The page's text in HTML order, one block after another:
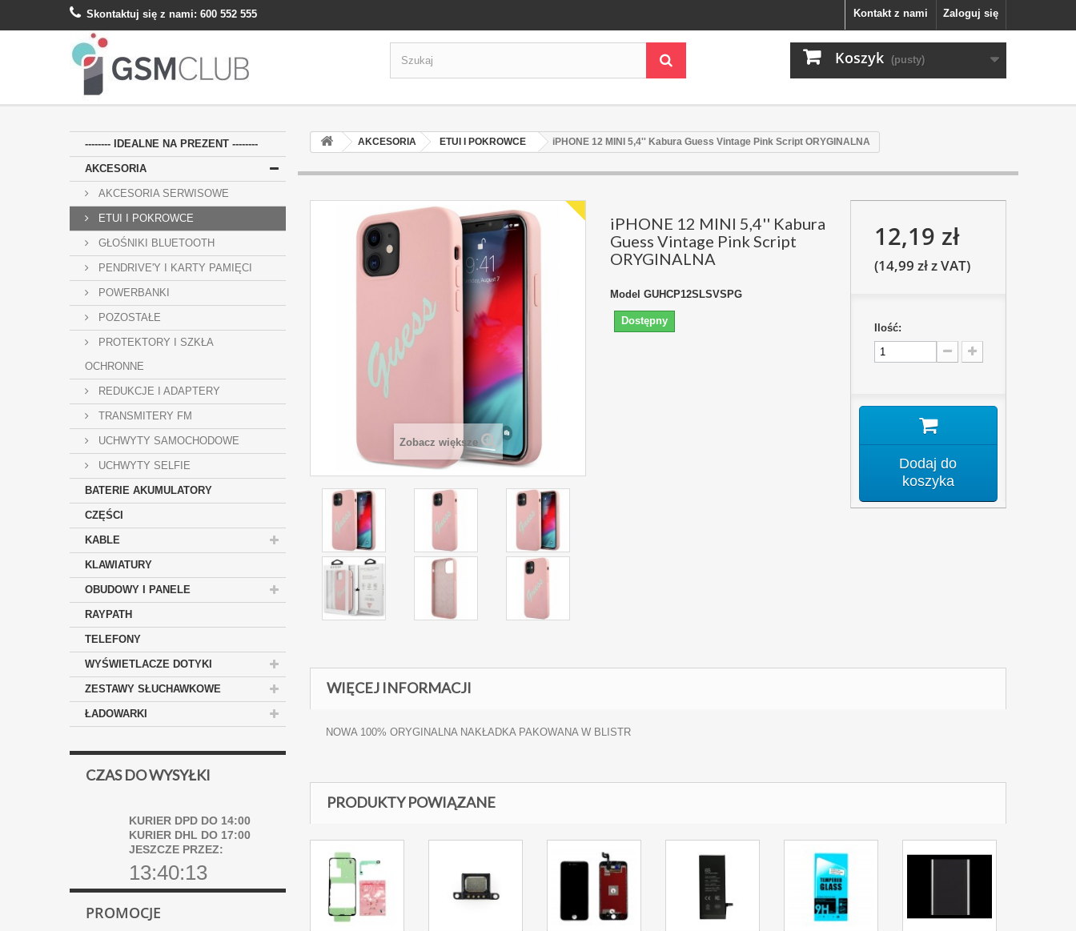
Zaloguj się
Kontakt z nami
Skontaktuj się z nami: 600 552 555
Koszyk (pusty)
-------- IDEALNE NA PREZENT --------
AKCESORIA
AKCESORIA SERWISOWE
ETUI I POKROWCE
GŁOŚNIKI BLUETOOTH
PENDRIVE'Y I KARTY PAMIĘCI
POWERBANKI
POZOSTAŁE
PROTEKTORY I SZKŁA
OCHRONNE
REDUKCJE I ADAPTERY
TRANSMITERY FM
UCHWYTY SAMOCHODOWE
UCHWYTY SELFIE
BATERIE AKUMULATORY
CZĘŚCI
KABLE
KLAWIATURY
OBUDOWY I PANELE
RAYPATH
TELEFONY
WYŚWIETLACZE DOTYKI
ZESTAWY SŁUCHAWKOWE
ŁADOWARKI
CZAS DO WYSYŁKI
KURIER DPD DO 14:00
KURIER DHL DO 17:00
JESZCZE PRZEZ:
13:40:13
PROMOCJE
AKCESORIA ETUI I POKROWCE iPHONE 12 MINI 5,4'' Kabura Guess Vintage Pink Script ORYGINALNA
Zobacz większe
iPHONE 12 MINI 5,4'' Kabura
Guess Vintage Pink Script
ORYGINALNA
Model GUHCP12SLSVSPG
Dostępny
12,19 zł
(14,99 zł z VAT)
Ilość:
Dodaj do
koszyka
WIĘCEJ INFORMACJI
NOWA 100% ORYGINALNA NAKŁADKA PAKOWANA W BLISTR
PRODUKTY POWIĄZANE